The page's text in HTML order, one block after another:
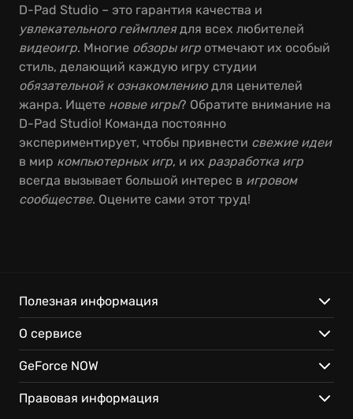
D-Pad Studio – это гарантия качества и
увлекательного геймплеядля всех любителей
видеоигр. Многие обзоры игр отмечают их особый
стиль, делающий каждую игру студии
обязательной к ознакомлениюдля ценителей
жанра. Ищете новые игры? Обратите внимание на
D-Pad Studio! Команда постоянно
экспериментирует, чтобы привнести свежие идеи
в мир компьютерных игр, и их разработка игр
всегда вызывает большой интерес в игровом
сообществе. Оцените сами этот труд!
Полезная информация
О сервисе
GeForce NOW
Правовая информация